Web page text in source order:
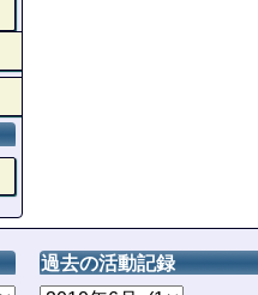
過去の活動記録